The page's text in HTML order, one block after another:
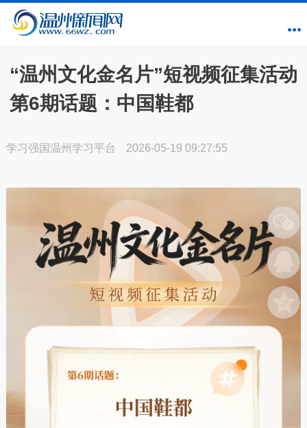
“温州文化金名片”短视频征集活动
第6期话题：中国鞋都
学习强国温州学习平台 2026-05-19 09:27:55